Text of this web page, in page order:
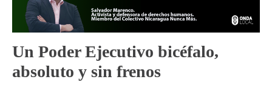
Un Poder Ejecutivo bicéfalo,
absoluto y sin frenos